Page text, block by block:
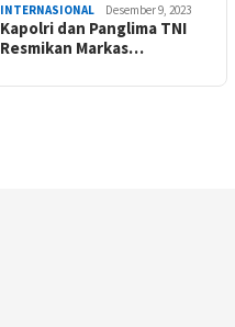
INTERNASIONAL
Desember 9, 2023
Kapolri dan Panglima TNI
Resmikan Markas…